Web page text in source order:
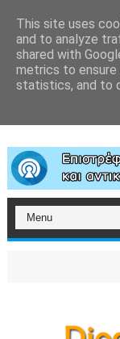
This site uses
and to analyze
shared with
metrics to ensure
statistics, and to